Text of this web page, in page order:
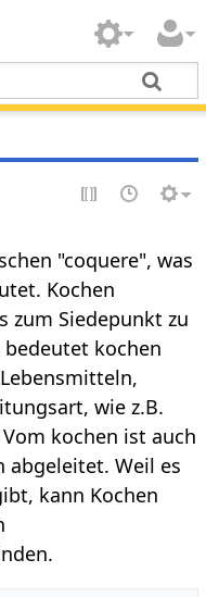
"coquere", was
Kochen
zum Siedepunkt zu
kochen
wie z.B.
kochen ist auch
abgeleitet. Weil es
kann Kochen